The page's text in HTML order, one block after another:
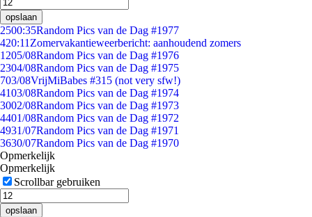
opslaan
2500:35Random Pics van de Dag #1977
420:11 Zomervakantieweerbericht: aanhoudend zomers
1205/08Random Pics van de Dag #1976
2304/08Random Pics van de Dag #1975
703/08VrijMiBabes #315 (not very sfw!)
4103/08Random Pics van de Dag #1974
3002/08Random Pics van de Dag #1973
4401/08Random Pics van de Dag #1972
4931/07Random Pics van de Dag #1971
3630/07Random Pics van de Dag #1970
Opmerkelijk
Opmerkelijk
Scrollbar gebruiken
opslaan